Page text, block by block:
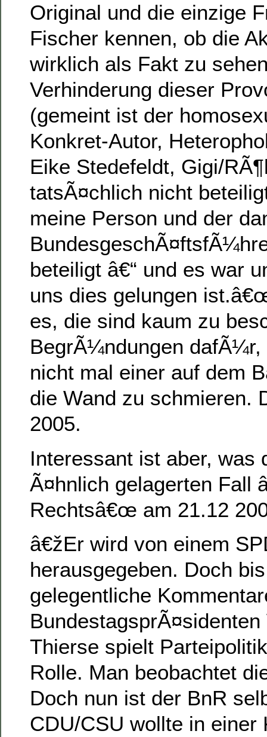
Original und die einzige
Fischer kennen, ob die
wirklich als Fakt zu
Verhinderung dieser
(gemeint ist der
Konkret-Autor,
Eike Stedefeldt, Gigi/
tatsÃ¤chlich nicht
meine Person und der
beteiligt â€“ und es war
uns dies gelungen
es, die sind kaum zu
BegrÃ¼ndungen dafÃ¼r,
nicht mal einer auf dem
die Wand zu schmieren.
2005.
Interessant ist aber, was
Ã¤hnlich gelagerten Fall
Rechtsâ€œ am 21.12
â€žEr wird von einem
herausgegeben. Doch
gelegentliche
BundestagsprÃ¤sidenten
Thierse spielt
Rolle. Man beobachtet
Doch nun ist der BnR
CDU/CSU wollte in einer